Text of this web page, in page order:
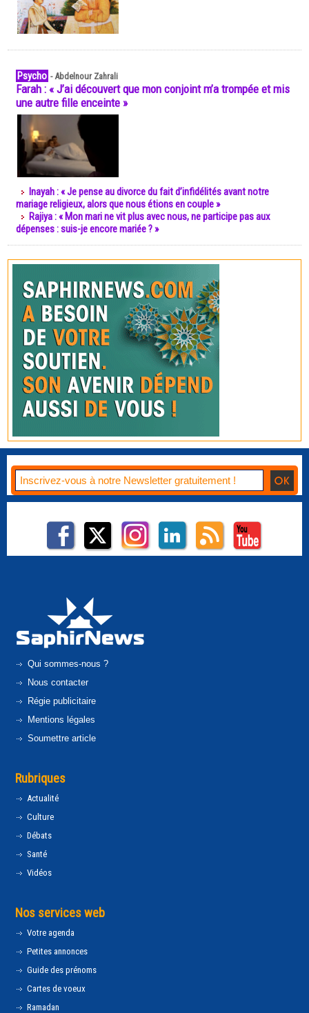
Psycho -Abdelnour Zahrali
Farah : « J’ai découvert que mon conjoint m’a trompée et mis
une autre fille enceinte »
Inayah : « Je pense au divorce du fait d’infidélités avant notre
mariage religieux, alors que nous étions en couple »
Rajiya : « Mon mari ne vit plus avec nous, ne participe pas aux
dépenses : suis-je encore mariée ? »
Qui sommes-nous ?
Nous contacter
Régie publicitaire
Mentions légales
Soumettre article
Rubriques
Actualité
Culture
Débats
Santé
Vidéos
Nos services web
Votre agenda
Petites annonces
Guide des prénoms
Cartes de voeux
Ramadan